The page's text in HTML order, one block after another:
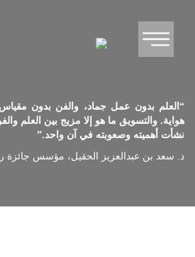
“العلم بدون عمل جماد، والفن بدون
هواية. والتسويق ما هو إلا مزيج بين العلم
نشأت أهميته وصعوبته في آن واحد.”
د. سعد بن عبدالعزيز الحقيل، مؤسس جائزة